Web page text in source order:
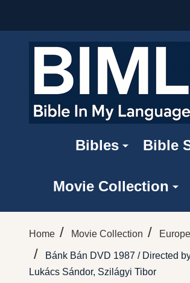
Bibles Bible
Movie Collection
Home / Movie Collection /
/
Bánk Bán DVD 1987 / Directed
Lukács Sándor, Szilágyi Tibor